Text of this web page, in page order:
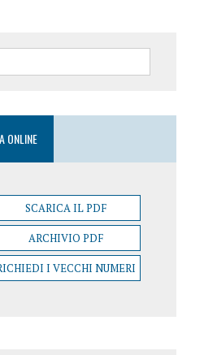
ONLINE
SCARICA IL PDF
ARCHIVIO PDF
I VECCHI NUMERI